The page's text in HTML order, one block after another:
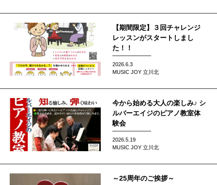
【期間限定】３回チャレンジ
レッスンがスタートしまし
た！！
2026.6.3
MUSIC JOY 立川北
今から始める大人の楽しみ♪ シ
ルバーエイジのピアノ教室体
験会
2026.5.19
MUSIC JOY 立川北
～25周年のご挨拶～